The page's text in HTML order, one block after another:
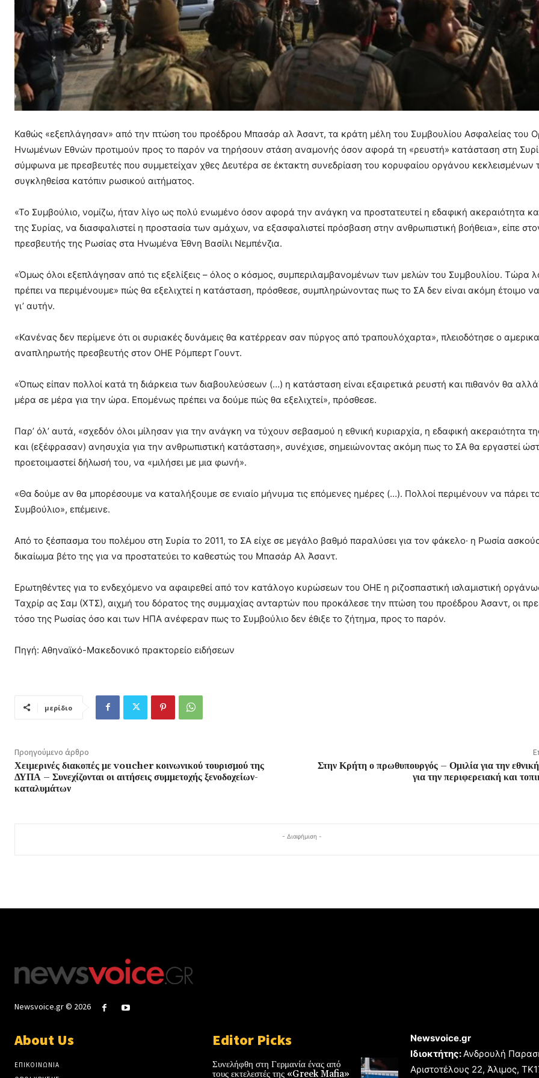
Καθώς «εξεπλάγησαν» από την πτώση του προέδρου Μπασάρ αλ Άσαντ, τα κράτη μέλη του Συμβουλίου Ασφαλείας του
Ηνωμένων Εθνών προτιμούν προς το παρόν να τηρήσουν στάση αναμονής όσον αφορά τη «ρευστή» κατάσταση στη
σύμφωνα με πρεσβευτές που συμμετείχαν χθες Δευτέρα σε έκτακτη συνεδρίαση του κορυφαίου οργάνου κεκλεισμένων
συγκληθείσα κατόπιν ρωσικού αιτήματος.
«Το Συμβούλιο, νομίζω, ήταν λίγο ως πολύ ενωμένο όσον αφορά την ανάγκη να προστατευτεί η εδαφική ακεραιότητα
της Συρίας, να διασφαλιστεί η προστασία των αμάχων, να εξασφαλιστεί πρόσβαση στην ανθρωπιστική βοήθεια», είπε
πρεσβευτής της Ρωσίας στα Ηνωμένα Έθνη Βασίλι Νεμπένζια.
«Όμως όλοι εξεπλάγησαν από τις εξελίξεις – όλος ο κόσμος, συμπεριλαμβανομένων των μελών του Συμβουλίου. Τώρα
πρέπει να περιμένουμε» πώς θα εξελιχτεί η κατάσταση, πρόσθεσε, συμπληρώνοντας πως το ΣΑ δεν είναι ακόμη έτοιμο
γι’ αυτήν.
«Κανένας δεν περίμενε ότι οι συριακές δυνάμεις θα κατέρρεαν σαν πύργος από τραπουλόχαρτα», πλειοδότησε ο
αναπληρωτής πρεσβευτής στον ΟΗΕ Ρόμπερτ Γουντ.
«Όπως είπαν πολλοί κατά τη διάρκεια των διαβουλεύσεων (…) η κατάσταση είναι εξαιρετικά ρευστή και πιθανόν θα
μέρα σε μέρα για την ώρα. Επομένως πρέπει να δούμε πώς θα εξελιχτεί», πρόσθεσε.
Παρ’ όλ’ αυτά, «σχεδόν όλοι μίλησαν για την ανάγκη να τύχουν σεβασμού η εθνική κυριαρχία, η εδαφική ακεραιότητα
και (εξέφρασαν) ανησυχία για την ανθρωπιστική κατάσταση», συνέχισε, σημειώνοντας ακόμη πως το ΣΑ θα εργαστεί
προετοιμαστεί δήλωσή του, να «μιλήσει με μια φωνή».
«Θα δούμε αν θα μπορέσουμε να καταλήξουμε σε ενιαίο μήνυμα τις επόμενες ημέρες (…). Πολλοί περιμένουν να πάρει
Συμβούλιο», επέμεινε.
Από το ξέσπασμα του πολέμου στη Συρία το 2011, το ΣΑ είχε σε μεγάλο βαθμό παραλύσει για τον φάκελο· η Ρωσία
δικαίωμα βέτο της για να προστατεύει το καθεστώς του Μπασάρ Αλ Άσαντ.
Ερωτηθέντες για το ενδεχόμενο να αφαιρεθεί από τον κατάλογο κυρώσεων του ΟΗΕ η ριζοσπαστική ισλαμιστική
Ταχρίρ ας Σαμ (ΧΤΣ), αιχμή του δόρατος της συμμαχίας ανταρτών που προκάλεσε την πτώση του προέδρου Άσαντ, οι
τόσο της Ρωσίας όσο και των ΗΠΑ ανέφεραν πως το Συμβούλιο δεν έθιξε το ζήτημα, προς το παρόν.
Πηγή: Αθηναϊκό-Μακεδονικό πρακτορείο ειδήσεων
μερίδιο
Προηγούμενο άρθρο
Χειμερινές διακοπές με voucher κοινωνικού τουρισμού της
ΔΥΠΑ – Συνεχίζονται οι αιτήσεις συμμετοχής ξενοδοχείων-
καταλυμάτων
Στην Κρήτη ο πρωθυπουργός – Ομιλία για την
για την περιφερειακή και
- Διαφήμιση -
Newsvoice.gr © 2026
About Us
ΕΠΙΚΟΙΝΩΝΙΑ
Editor Picks
Συνελήφθη στη Γερμανία ένας από
τους εκτελεστές της «Greek Mafia»
Newsvoice.gr
Ιδιοκτήτης:Ανδρουλή
Αριστοτέλους 22, Άλιμος,